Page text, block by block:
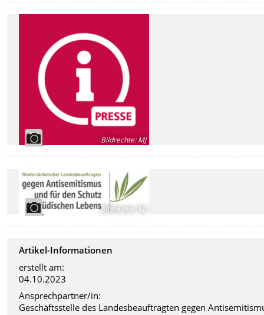
Bildrechte:MJ
Bildrechte: MJ
Artikel-Informationen
erstellt am:
04.10.2023
Ansprechpartner/in:
Geschäftsstelle des Landesbeauftragten gegen